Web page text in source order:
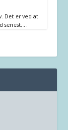
Det er ved at
senest,…